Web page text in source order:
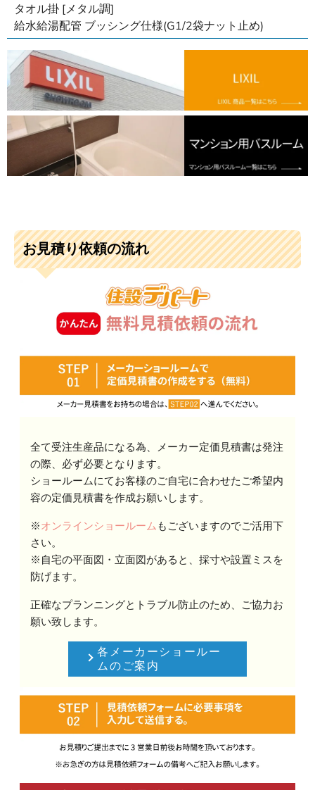
タオル掛 [メタル調]
給水給湯配管 ブッシング仕様(G1/2袋ナット止め)
お見積り依頼の流れ
全て受注生産品になる為、メーカー定価見積書は発注
の際、必ず必要となります。
ショールームにてお客様のご自宅に合わせたご希望内
容の定価見積書を作成お願いします。
※オンラインショールーム もございますのでご活用下
さい。
※自宅の平面図・立面図があると、採寸や設置ミスを
防げます。
正確なプランニングとトラブル防止のため、ご協力お
願い致します。
各メーカーショールー
ムのご案内